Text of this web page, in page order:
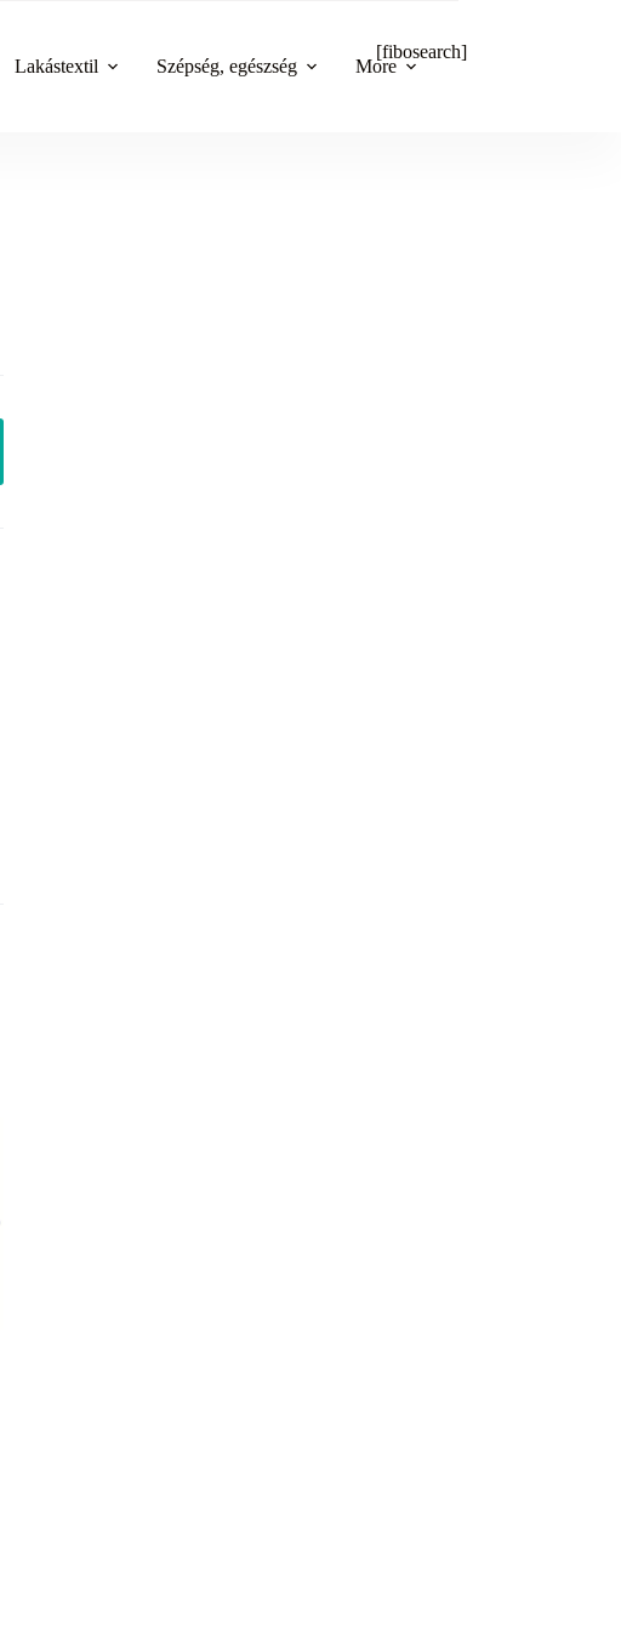
Lakástextil Szépség, egészség More
[fibosearch]